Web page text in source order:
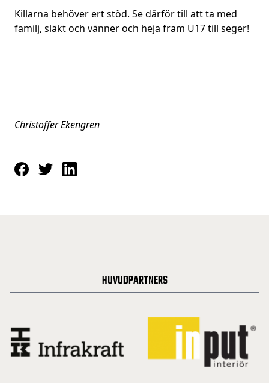
Killarna behöver ert stöd. Se därför till att ta med
familj, släkt och vänner och heja fram U17 till seger!
Christoffer Ekengren
HUVUDPARTNERS